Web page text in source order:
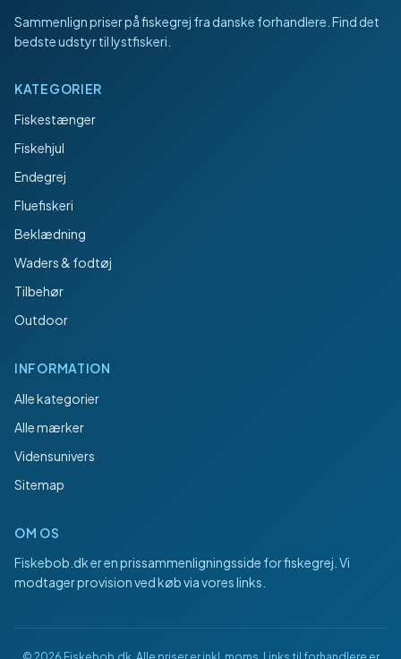
Sammenlign priser på fiskegrej fra danske forhandlere. Find det
bedste udstyr til lystfiskeri.
KATEGORIER
Fiskestænger
Fiskehjul
Endegrej
Fluefiskeri
Beklædning
Waders & fodtøj
Tilbehør
Outdoor
INFORMATION
Alle kategorier
Alle mærker
Vidensunivers
Sitemap
OM OS
Fiskebob.dker en prissammenligningsside for fiskegrej. Vi
modtager provision ved køb via vores links.